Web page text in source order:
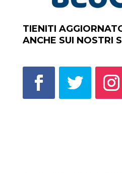
TIENITI
ANCHE SUI NOSTRI